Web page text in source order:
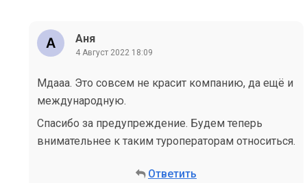
Аня
4 Август 2022 18:09
Мдааа. Это совсем не красит компанию, да ещё и
международную.
Спасибо за предупреждение. Будем теперь
внимательнее к таким туроператорам относиться.
Ответить